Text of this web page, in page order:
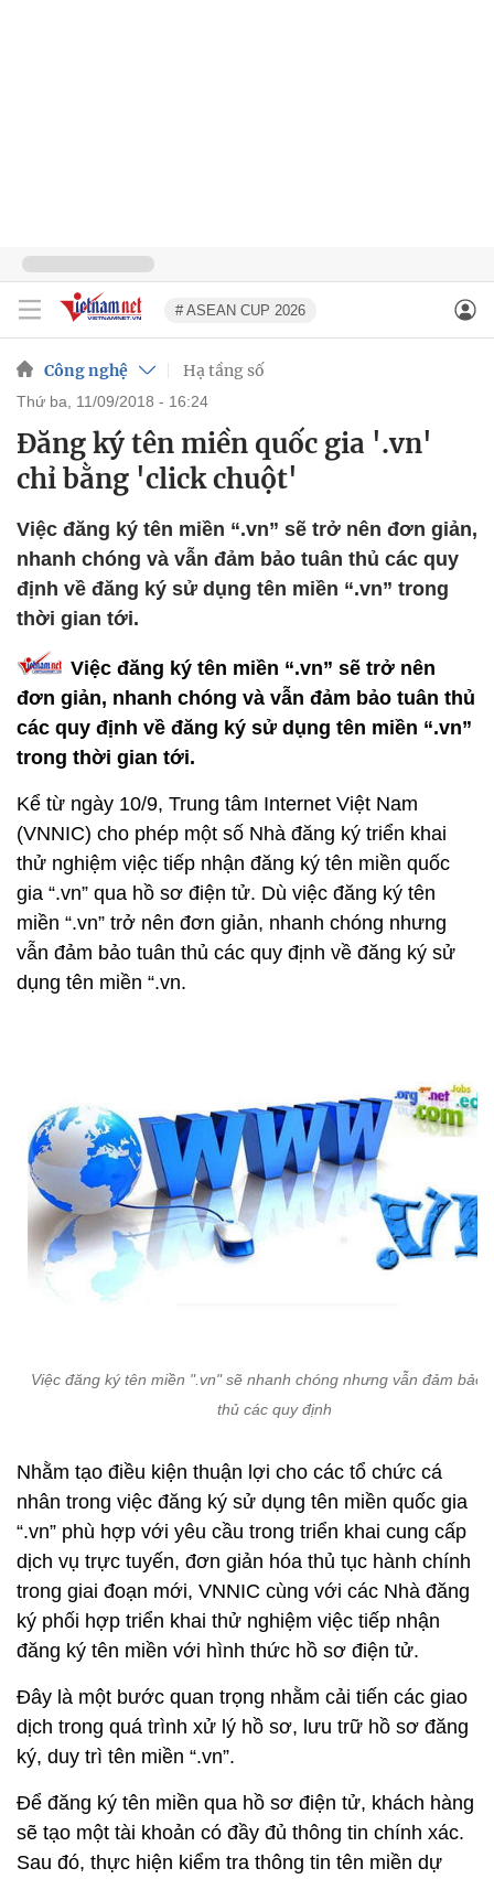
# ASEAN CUP 2026
Công nghệ Hạ tầng số
thứ ba, 11/09/2018 - 16:24
Đăng ký tên miền quốc gia '.vn'
chỉ bằng 'click chuột'
Việc đăng ký tên miền “.vn” sẽ trở nên đơn giản,
nhanh chóng và vẫn đảm bảo tuân thủ các quy
định về đăng ký sử dụng tên miền “.vn” trong
thời gian tới.
Việc đăng ký tên miền “.vn” sẽ trở nên
đơn giản, nhanh chóng và vẫn đảm bảo tuân thủ
các quy định về đăng ký sử dụng tên miền “.vn”
trong thời gian tới.
Kể từ ngày 10/9, Trung tâm Internet Việt Nam
(VNNIC) cho phép một số Nhà đăng ký triển khai
thử nghiệm việc tiếp nhận đăng ký tên miền quốc
gia “.vn” qua hồ sơ điện tử. Dù việc đăng ký tên
miền “.vn” trở nên đơn giản, nhanh chóng nhưng
vẫn đảm bảo tuân thủ các quy định về đăng ký sử
dụng tên miền “.vn.
Việc đăng ký tên miền ".vn" sẽ nhanh chóng nhưng vẫn đảm bảo
thủ các quy định
Nhằm tạo điều kiện thuận lợi cho các tổ chức cá
nhân trong việc đăng ký sử dụng tên miền quốc gia
“.vn” phù hợp với yêu cầu trong triển khai cung cấp
dịch vụ trực tuyến, đơn giản hóa thủ tục hành chính
trong giai đoạn mới, VNNIC cùng với các Nhà đăng
ký phối hợp triển khai thử nghiệm việc tiếp nhận
đăng ký tên miền với hình thức hồ sơ điện tử.
Đây là một bước quan trọng nhằm cải tiến các giao
dịch trong quá trình xử lý hồ sơ, lưu trữ hồ sơ đăng
ký, duy trì tên miền “.vn”.
Để đăng ký tên miền qua hồ sơ điện tử, khách hàng
sẽ tạo một tài khoản có đầy đủ thông tin chính xác.
Sau đó, thực hiện kiểm tra thông tin tên miền dự